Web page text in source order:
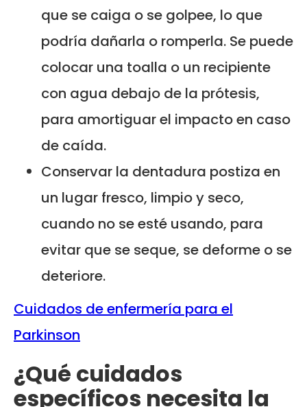
que se caiga o se golpee, lo que
podría dañarla o romperla. Se puede
colocar una toalla o un recipiente
con agua debajo de la prótesis,
para amortiguar el impacto en caso
de caída.
Conservar la dentadura postiza en
un lugar fresco, limpio y seco,
cuando no se esté usando, para
evitar que se seque, se deforme o se
deteriore.
Cuidados de enfermería para el
Parkinson
¿Qué cuidados
específicos necesita la